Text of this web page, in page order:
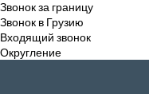
Звонок за границу
Звонок в Грузию
Входящий звонок
Округление